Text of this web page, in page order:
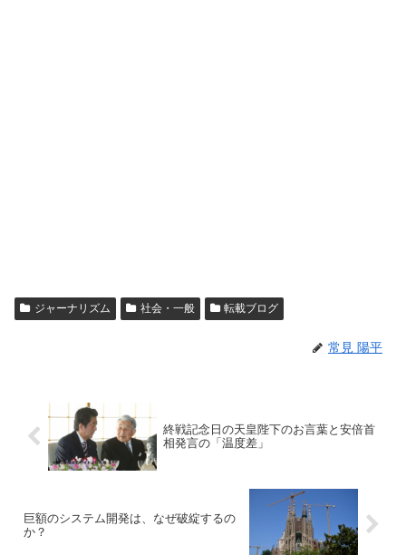
ジャーナリズム 社会・一般 転載ブログ
常見 陽平
終戦記念日の天皇陛下のお言葉と安倍首
相発言の「温度差」
巨額のシステム開発は、なぜ破綻するの
か？